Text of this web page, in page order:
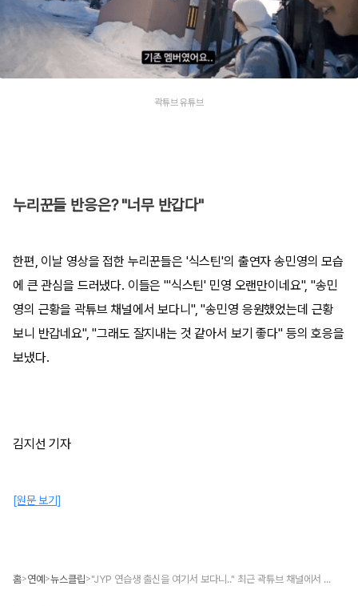
곽튜브 유튜브
누리꾼들 반응은? "너무 반갑다"
한편, 이날 영상을 접한 누리꾼들은 '식스틴'의 출연자 송민영의 모습
에 큰 관심을 드러냈다. 이들은 "'식스틴' 민영 오랜만이네요", "송민
영의 근황을 곽튜브 채널에서 보다니", "송민영 응원했었는데 근황
보니 반갑네요", "그래도 잘지내는 것 같아서 보기 좋다" 등의 호응을
보냈다.
김지선 기자
[원문 보기]
홈>연예 >뉴스클립> "JYP 연습생 출신을 여기서 보다니.." 최근 곽튜브 채널에서 포착된 '식스틴 출신' 트와이스 최종 멤버 (+근황, 현재 직업)